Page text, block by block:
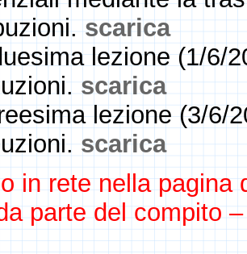
scarica
lezione (1/6/
scarica
lezione (3/6/
scarica
in rete nella pagina
parte del compito